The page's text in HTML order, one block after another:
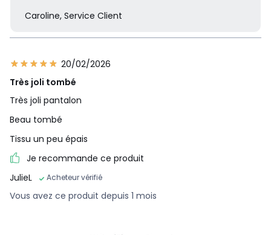
Caroline, Service Client
20/02/2026
Très joli tombé
Très joli pantalon
Beau tombé
Tissu un peu épais
Je recommande ce produit
JulieL
Acheteur vérifié
Vous avez ce produit depuis 1 mois